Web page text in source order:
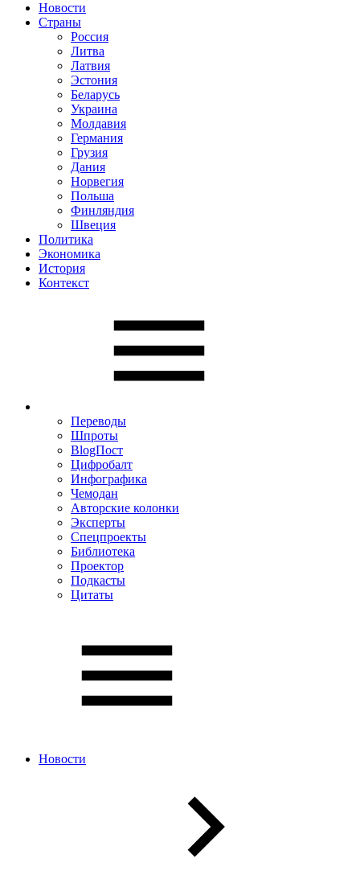
Новости
Страны
Россия
Литва
Латвия
Эстония
Беларусь
Украина
Молдавия
Германия
Грузия
Дания
Норвегия
Польша
Финляндия
Швеция
Политика
Экономика
История
Контекст
Переводы
Шпроты
BlogПост
Цифробалт
Инфографика
Чемодан
Авторские колонки
Эксперты
Спецпроекты
Библиотека
Проектор
Подкасты
Цитаты
Новости